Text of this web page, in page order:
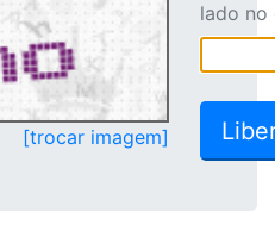
[trocar imagem]
lado no